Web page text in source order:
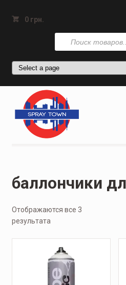
0 грн.
Поиск
товаров
баллончики
Отображаются все 3
результата